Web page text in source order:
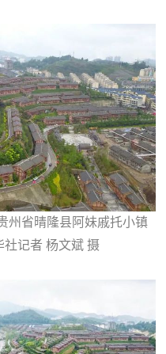
州省晴隆县阿妹戚托小镇
社记者 杨文斌 摄